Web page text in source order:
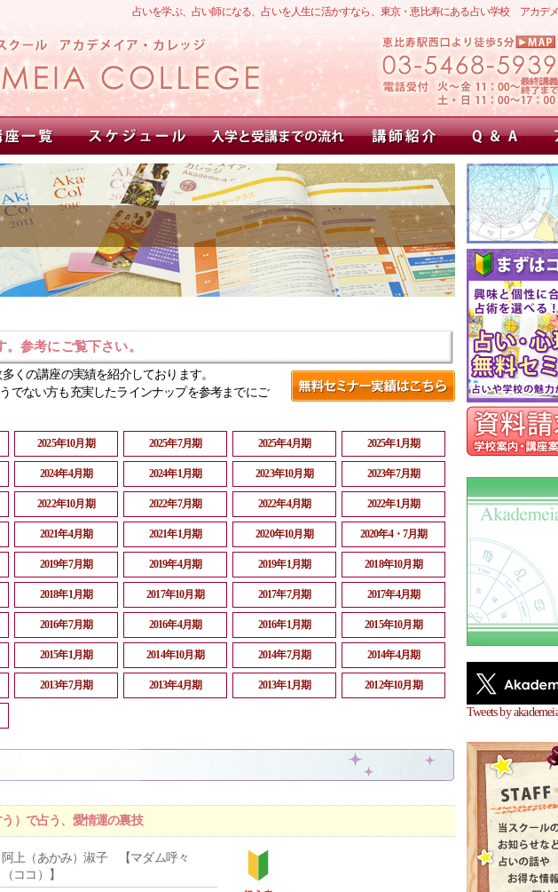
占いを学ぶ、占い師になる、占いを人生に活かすなら、東京・恵比寿にある占い学校 アカデ
Tweets by
参考にご覧下さい。
くの講座の実績を紹介しております。
でない方も充実したラインナップを参考までにご
2025年10月期 2025年7月期 2025年4月期 2025年1月期
2024年4月期 2024年1月期 2023年10月期 2023年7月期
2022年10月期 2022年7月期 2022年4月期 2022年1月期
2021年4月期 2021年1月期 2020年10月期 2020年4・7月期
2019年7月期 2019年4月期 2019年1月期 2018年10月期
2018年1月期 2017年10月期 2017年7月期 2017年4月期
2016年7月期 2016年4月期 2016年1月期 2015年10月期
2015年1月期 2014年10月期 2014年7月期 2014年4月期
2013年7月期 2013年4月期 2013年1月期 2012年10月期
）で占う、愛情運の裏技
阿上（あかみ）淑子 【マダム呼々
（ココ）】